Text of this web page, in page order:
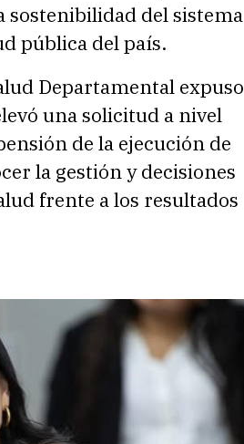
sostenibilidad del sistema
pública del país.
Departamental expuso
una solicitud a nivel
de la ejecución de
la gestión y decisiones
frente a los resultados